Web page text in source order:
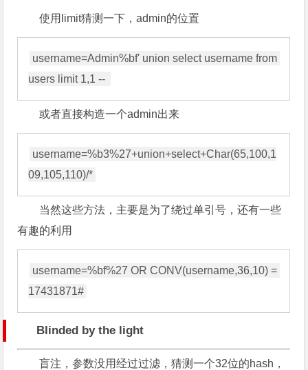
使用limit猜测一下，admin的位置
username=Admin%bf' union select username from
或者直接构造一个admin出来
username=%b3%27+union+select+Char(65,100,1
当然这些方法，主要是为了绕过单引号，还有一些
有趣的利用
username=%bf%27 OR CONV(username,36,10) =
Blinded by the light
盲注，参数没用经过过滤，猜测一个32位的hash，